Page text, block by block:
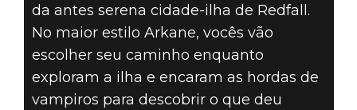
REVELAÇÃO
OFICIAL DE
da antes serena cidade-ilha de Redfall.
No maior estilo Arkane, vocês vão
escolher seu caminho enquanto
exploram a ilha e encaram as hordas de
vampiros para descobrir o que deu